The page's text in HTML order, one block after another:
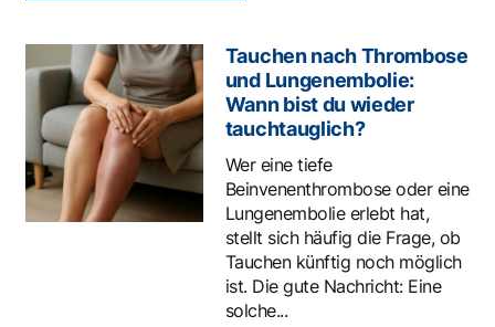
Tauchen nach Thrombose
und Lungenembolie:
Wann bist du wieder
tauchtauglich?
Wer eine tiefe
Beinvenenthrombose oder eine
Lungenembolie erlebt hat,
stellt sich häufig die Frage, ob
Tauchen künftig noch möglich
ist. Die gute Nachricht: Eine
solche...